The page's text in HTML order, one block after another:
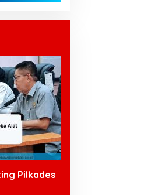
Pilkades